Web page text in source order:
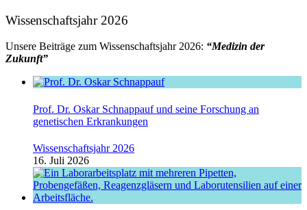
Wissenschaftsjahr 2026
Unsere Beiträge zum Wissenschaftsjahr 2026: “Medizin der
Zukunft”
Prof. Dr. Oskar Schnappauf und seine Forschung an
genetischen Erkrankungen
Wissenschaftsjahr 2026
16. Juli 2026